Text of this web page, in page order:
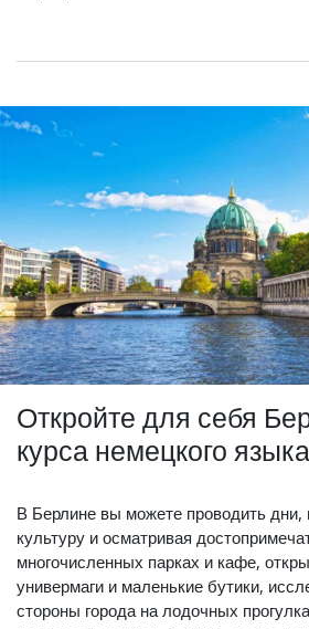
Откройте для себя
курса немецкого языка
В Берлине вы можете проводить дни,
культуру и осматривая
многочисленных парках и кафе,
универмаги и маленькие бутики,
стороны города на лодочных